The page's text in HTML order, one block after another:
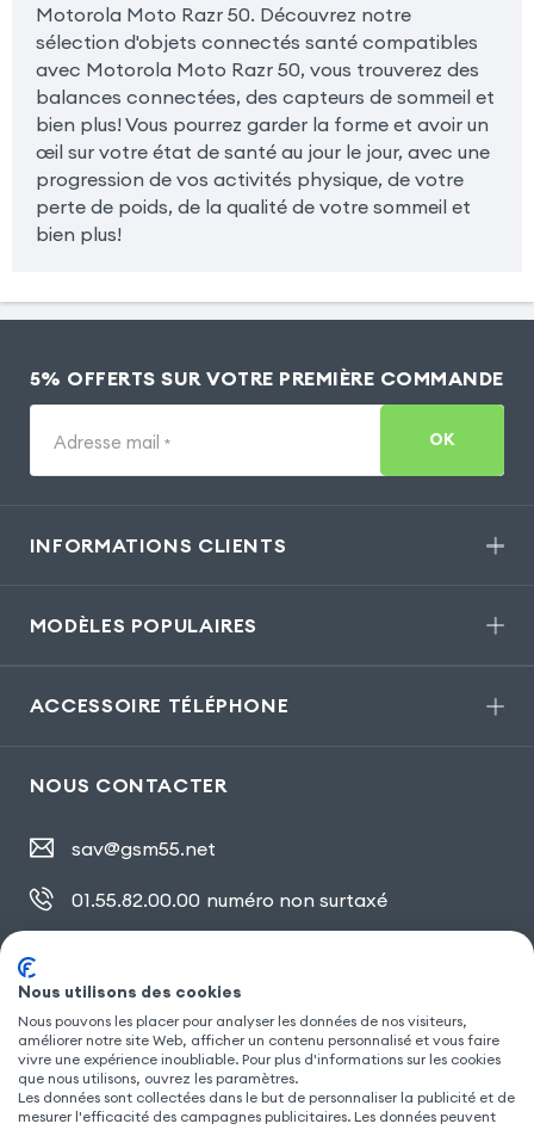
Motorola Moto Razr 50. Découvrez notre
sélection d'objets connectés santé compatibles
avec Motorola Moto Razr 50, vous trouverez des
balances connectées, des capteurs de sommeil et
bien plus! Vous pourrez garder la forme et avoir un
œil sur votre état de santé au jour le jour, avec une
progression de vos activités physique, de votre
perte de poids, de la qualité de votre sommeil et
bien plus!
5% OFFERTS SUR VOTRE PREMIÈRE COMMANDE
Adresse mail * OK
INFORMATIONS CLIENTS
MODÈLES POPULAIRES
ACCESSOIRE TÉLÉPHONE
NOUS CONTACTER
sav@gsm55.net
01.55.82.00.00 numéro non surtaxé
SUIVEZ NOUS
Nous utilisons des cookies
Nous pouvons les placer pour analyser les données de nos visiteurs,
améliorer notre site Web, afficher un contenu personnalisé et vous faire
vivre une expérience inoubliable. Pour plus d'informations sur les cookies
que nous utilisons, ouvrez les paramètres.
Les données sont collectées dans le but de personnaliser la publicité et de
mesurer l'efficacité des campagnes publicitaires. Les données peuvent